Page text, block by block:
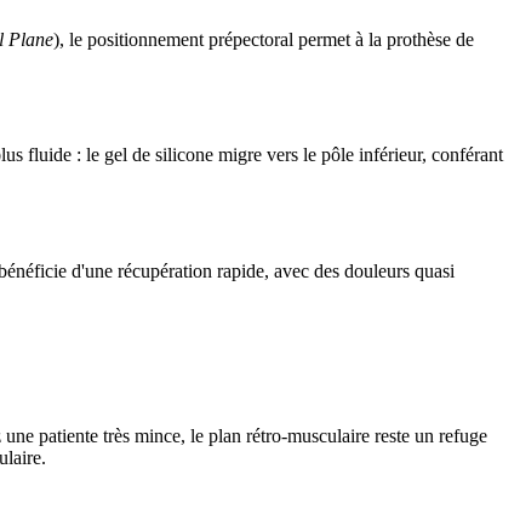
Plane), le positionnement prépectoral permet à la prothèse de
fluide : le gel de silicone migre vers le pôle inférieur, conférant
d'une récupération rapide, avec des douleurs quasi
patiente très mince, le plan rétro-musculaire reste un refuge